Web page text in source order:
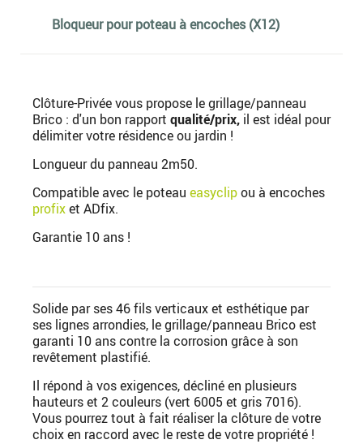
Bloqueur pour poteau à encoches (X12)
Clôture-Privée vous propose le grillage/panneau
Brico : d'un bon rapport qualité/prix, il est idéal pour
délimiter votre résidence ou jardin !
Longueur du panneau 2m50.
Compatible avec le poteau easyclipou à encoches
profixet ADfix.
Garantie 10 ans !
Solide par ses 46 fils verticaux et esthétique par
ses lignes arrondies, le grillage/panneau Brico est
garanti 10 ans contre la corrosion grâce à son
revêtement plastifié.
Il répond à vos exigences, décliné en plusieurs
hauteurs et 2 couleurs (vert 6005 et gris 7016).
Vous pourrez tout à fait réaliser la clôture de votre
choix en raccord avec le reste de votre propriété !